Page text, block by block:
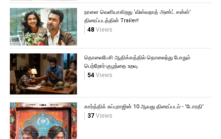
நாளை வெளியாகிறது ‘விஸ்வநாத் அண்ட் சன்ஸ்’
திரைப்படத்தின் Trailer!
48Views
தொலைபேசி ஆதிக்கத்தில் தொலைந்து போதும்
பெற்றோர்-குழந்தை உறவு.
54Views
கார்த்திக் சுப்புராஜின் 10 ஆவது திரைப்படம் - 'டோரதி'
37Views